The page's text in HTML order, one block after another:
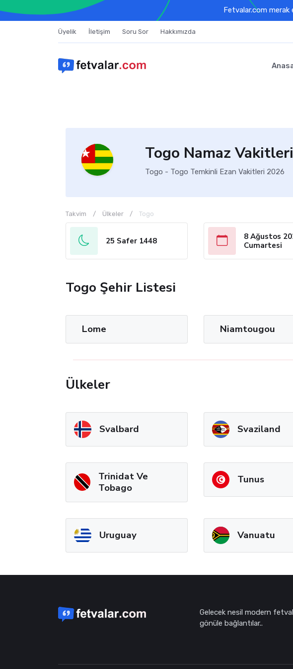
Fetvalar.com
Üyelik İletişim Soru Sor Hakkımızda
Togo Namaz Vakitleri
Togo - Togo Temkinli Ezan Vakitleri 2026
Takvim Ülkeler Togo
25 Safer 1448
8 Ağustos
Cumartesi
Togo Şehir Listesi
Lome Niamtougou
Ülkeler
Svalbard Svaziland
Trinidat Ve
Tobago
Tunus
Uruguay Vanuatu
Gelecek nesil modern
gönüle bağlantılar..